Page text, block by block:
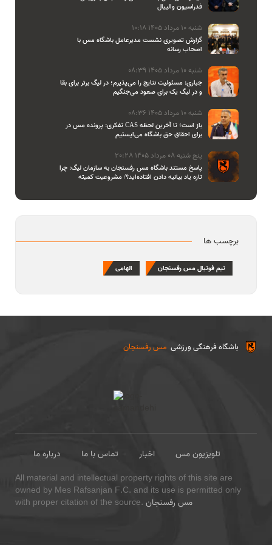
فدراسیون والیبال
شنبه 10 مرداد 1405 10:18
گزارش تصویری نشست مدیرعامل باشگاه مس با
اصحاب رسانه
شنبه 10 مرداد 1405 08:39
جباری: مسئولیت نتایج را می‌پذیرم؛ در لیگ برتر برای بقا
و در لیگ یک برای صعود می‌جنگیم
شنبه 10 مرداد 1405 08:36
تفکری: پرونده مس در CAS باز است؛ تا آخرین لحظه
برای احقاق حق باشگاه می‌ایستیم
پنج شنبه 08 مرداد 1405 20:28
پاسخ مستند باشگاه مس رفسنجان به سازمان لیگ: چرا
تازه یاد بیانیه دادن افتاده‌اید؟/ مشروعیت کمیته
برچسب ها
تیم فوتبال مس رفسنجان الهامی
مس رفسنجان باشگاه فرهنگی ورزشی
درباره ما تماس با ما اخبار
تلویزیون مس
All material and intellectual property rights of this site are
owned by Mes Rafsanjan F.C. and its use is permitted only
with proper citation of the source. مس رفسنجان